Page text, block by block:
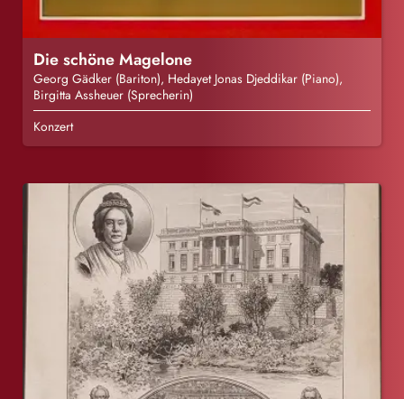
Die schöne Magelone
Georg Gädker (Bariton), Hedayet Jonas Djeddikar (Piano),
Birgitta Assheuer (Sprecherin)
Konzert